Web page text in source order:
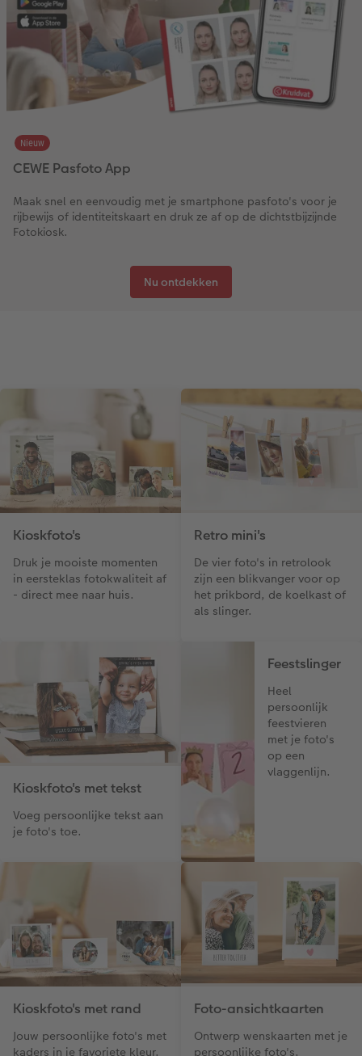
Nieuw
CEWE Pasfoto App
Maak snel en eenvoudig met je smartphone pasfoto's voor je
rijbewijs of identiteitskaart en druk ze af op de dichtstbijzijnde
Fotokiosk.
Nu ontdekken
Kioskfoto's
Druk je mooiste momenten
in eersteklas fotokwaliteit af
- direct mee naar huis.
Retro mini's
De vier foto's in retrolook
zijn een blikvanger voor op
het prikbord, de koelkast of
als slinger.
Kioskfoto's met tekst
Voeg persoonlijke tekst aan
je foto's toe.
Feestslinger
Heel
persoonlijk
feestvieren
met je foto's
op een
vlaggenlijn.
Kioskfoto's met rand
Jouw persoonlijke foto's met
kaders in je favoriete kleur.
Foto-ansichtkaarten
Ontwerp wenskaarten met je
persoonlijke foto's,